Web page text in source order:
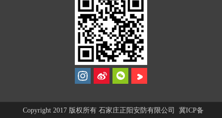
Copyright 2017 版权所有 石家庄正阳安防有限公司 冀ICP备